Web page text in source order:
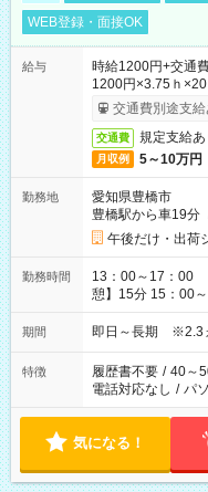
WEB登録・面接OK
給与
時給1200円+交通
1200円×3.75ｈ×20
交通費別途支給
交通費 規定支給あ
月収例 5～10万円
勤務地
愛知県豊橋市
豊橋駅から車19分
午後だけ・出荷
勤務時間
13：00～17：00 ※実働3.75時
憩】15分 15：00
期間 即日～長期 ※2.3
特徴 履歴書不要 / 40～
電話対応なし / パ
気になる！